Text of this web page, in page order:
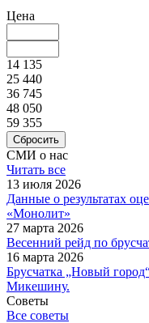
Цена
14 135
25 440
36 745
48 050
59 355
Сбросить
СМИ о нас
Читать все
13 июля 2026
Данные о результатах
«Монолит»
27 марта 2026
Весенний рейд по
16 марта 2026
Брусчатка „Новый
Микешину.
Советы
Все советы